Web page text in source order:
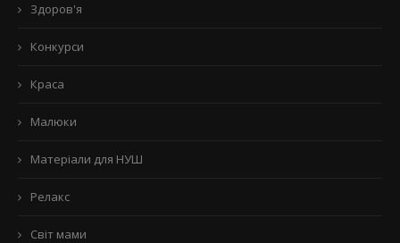
Здоров'я
Конкурси
Краса
Малюки
Матеріали для НУШ
Релакс
Світ мами